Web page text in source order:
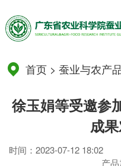
首页 >蚕业与农产
徐玉娟等受邀参
成
时间：2023-07-12 18:02
产